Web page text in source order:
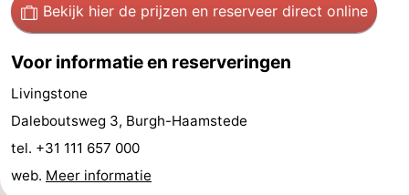
Musea
-
Monumenten
-
Kerken
-
Molens
-
Bekijk hier de prijzen en reserveer direct online
Voor informatie en reserveringen
Livingstone
Daleboutsweg 3, Burgh-Haamstede
tel. +31 111 657 000
web. Meer informatie